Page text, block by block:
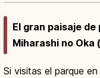
El gran paisaje
Miharashi no Oka
Si visitas el parque